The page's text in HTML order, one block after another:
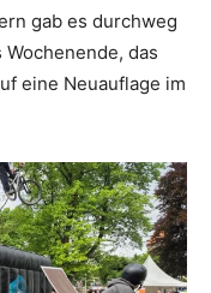
gab es durchweg
das
eine Neuauflage im